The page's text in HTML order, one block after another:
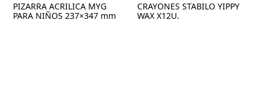
PIZARRA ACRILICA MYG
PARA NIÑOS 237×347 mm
CRAYONES STABILO YIPPY
WAX X12U.